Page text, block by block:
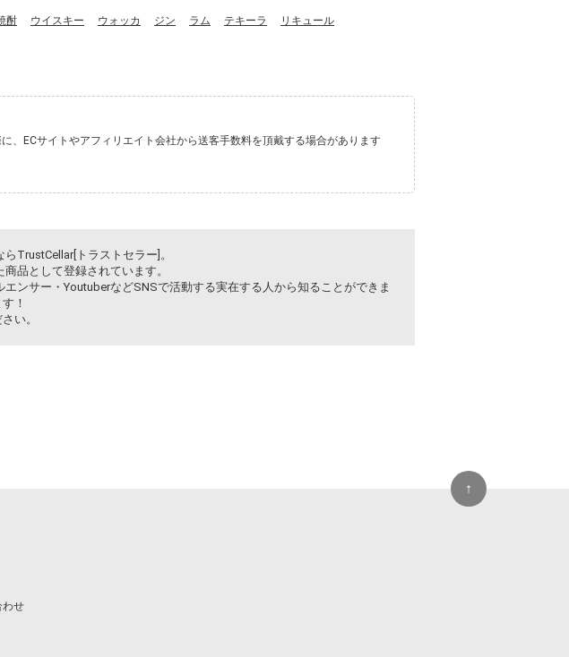
酎 ウイスキー ウォッカ ジン ラム テキーラ リキュール
ECサイトやアフィリエイト会社から送客手数料を頂戴する場合があります
TrustCellar[トラストセラー]。
品として登録されています。
ンサー・YoutuberなどSNSで活動する実在する人から知ることができま
！
い。
わせ
↑